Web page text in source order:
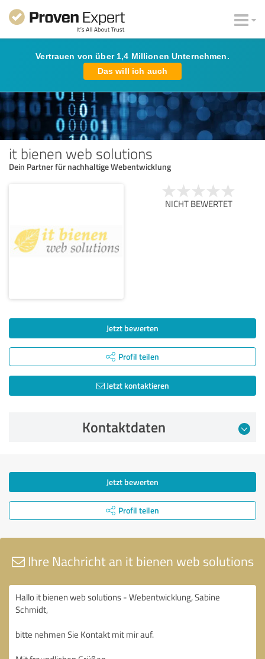
Vertrauen von über 1,4 Millionen Unternehmen.
Das will ich auch
it bienen web solutions
Dein Partner für nachhaltige Webentwicklung
NICHT BEWERTET
Jetzt bewerten
Profil teilen
Jetzt kontaktieren
Kontaktdaten
Jetzt bewerten
Profil teilen
Ihre Nachricht an it bienen web solutions